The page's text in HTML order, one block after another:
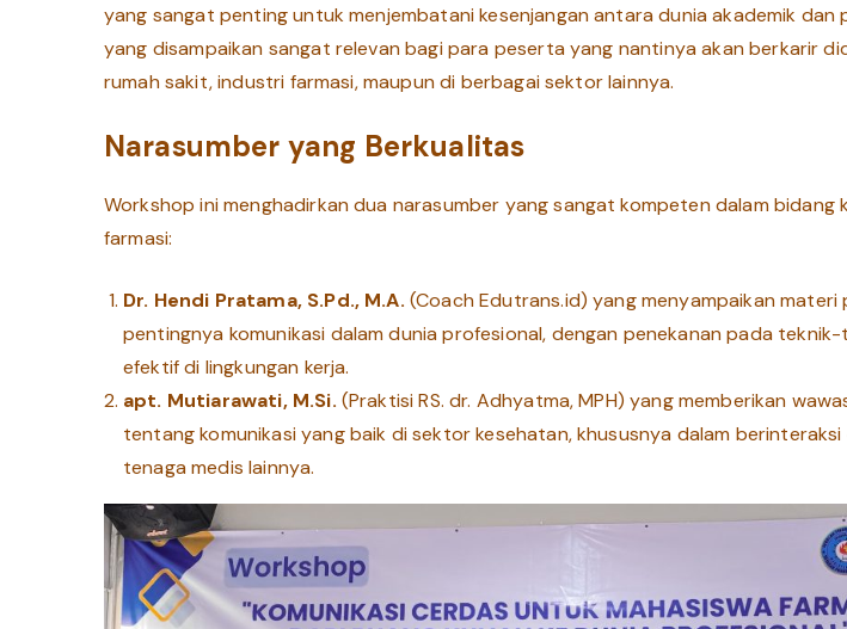
Yayasan
Pharmasi
yang sangat penting untuk menjembatani kesenjangan antara dunia akademik dan
yang disampaikan sangat relevan bagi para peserta yang nantinya akan berkarir
rumah sakit, industri farmasi, maupun di berbagai sektor lainnya.
Narasumber yang Berkualitas
Workshop ini menghadirkan dua narasumber yang sangat kompeten dalam bidang
farmasi:
Dr. Hendi Pratama, S.Pd., M.A. (Coach Edutrans.id) yang menyampaikan
pentingnya komunikasi dalam dunia profesional, dengan penekanan pada
efektif di lingkungan kerja.
apt. Mutiarawati, M.Si. (Praktisi RS. dr. Adhyatma, MPH) yang memberikan
tentang komunikasi yang baik di sektor kesehatan, khususnya dalam
tenaga medis lainnya.